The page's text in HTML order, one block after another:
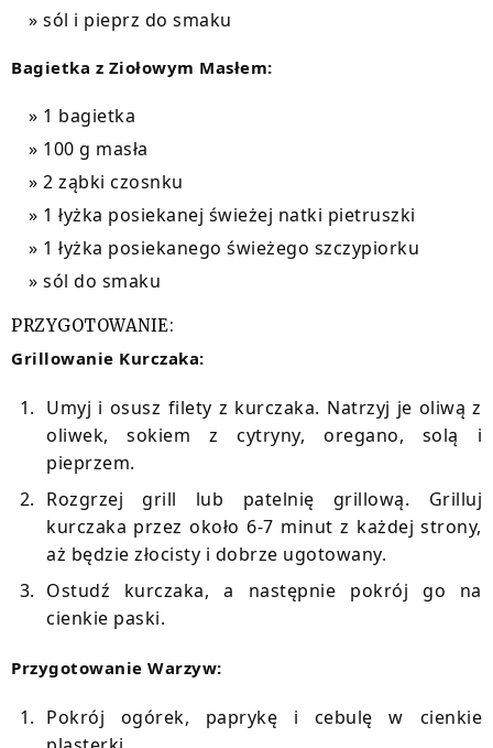
sól i pieprz do smaku
Bagietka z Ziołowym Masłem:
1 bagietka
100 g masła
2 ząbki czosnku
1 łyżka posiekanej świeżej natki pietruszki
1 łyżka posiekanego świeżego szczypiorku
sól do smaku
PRZYGOTOWANIE:
Grillowanie Kurczaka:
Umyj i osusz filety z kurczaka. Natrzyj je oliwą z
oliwek, sokiem z cytryny, oregano, solą i
pieprzem.
Rozgrzej grill lub patelnię grillową. Grilluj
kurczaka przez około 6-7 minut z każdej strony,
aż będzie złocisty i dobrze ugotowany.
Ostudź kurczaka, a następnie pokrój go na
cienkie paski.
Przygotowanie Warzyw:
Pokrój ogórek, paprykę i cebulę w cienkie